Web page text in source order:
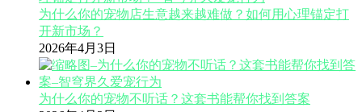
为什么你的宠物店生意越来越难做？如何用心理锚定打
开新市场？
2026年4月3日
为什么你的宠物不听话？这套书能帮你找到答案